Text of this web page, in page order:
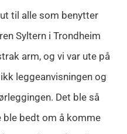
til alle som benytter
Syltern i Trondheim
arm, og vi var ute på
leggeanvisningen og
Det ble så
bedt om å komme